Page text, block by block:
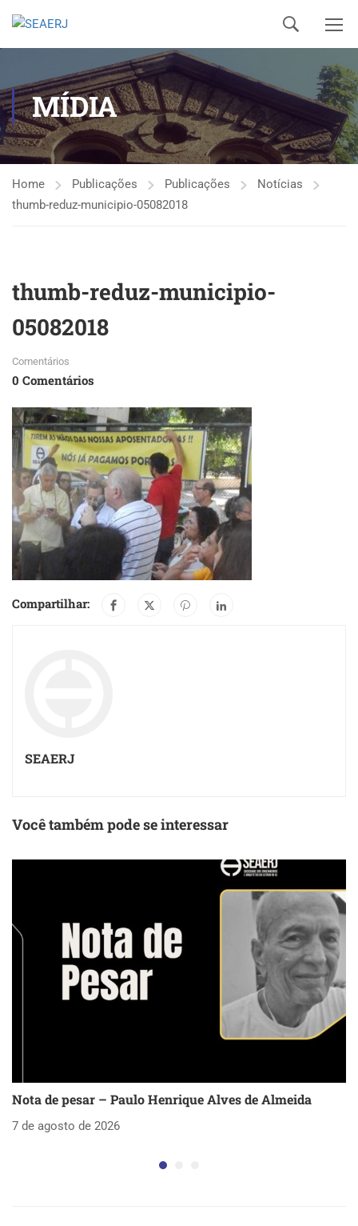
MÍDIA
Home Publicações Publicações
Notícias
thumb-reduz-municipio-05082018
thumb-reduz-municipio-
05082018
Comentários
0 Comentários
Compartilhar:
SEAERJ
Você também pode se interessar
Nota de pesar – Paulo Henrique Alves de Almeida
7 de agosto de 2026